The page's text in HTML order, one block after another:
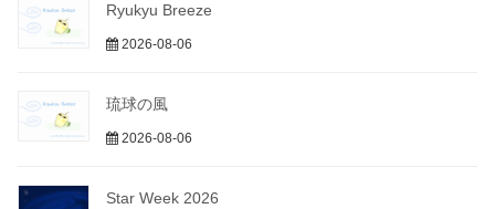
Ryukyu Breeze
2026-08-06
琉球の風
2026-08-06
Star Week 2026